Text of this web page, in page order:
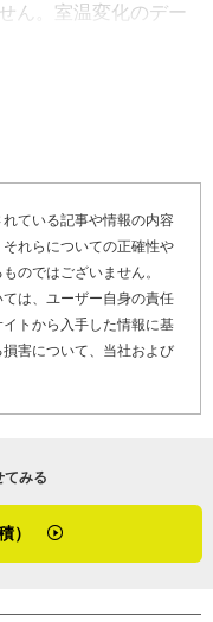
ん。室温変化のデー
。水の流れや屋根材
で補修し、板金が浮
ックします。屋根の
理をしなければいけ
いる、屋根の劣化や
根の劣化以上の不具
ますので、家のお悩
ている記事や情報の内容
れらについての正確性や
のではございません。
は、ユーザー自身の責任
トから入手した情報に基
害について、当社および
てみる
）